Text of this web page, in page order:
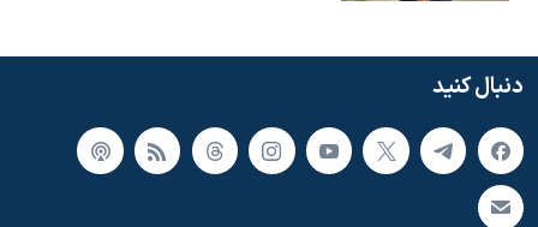
دنبال کنید